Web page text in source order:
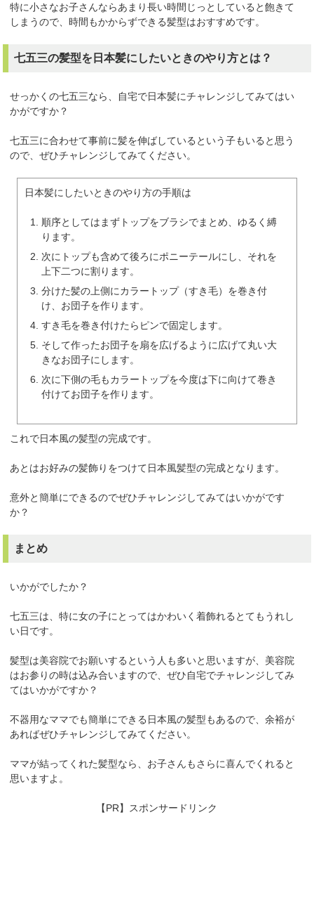
特に小さなお子さんならあまり長い時間じっとしていると飽きて
しまうので、時間もかからずできる髪型はおすすめです。
七五三の髪型を日本髪にしたいときのやり方とは？
せっかくの七五三なら、自宅で日本髪にチャレンジしてみてはい
かがですか？
七五三に合わせて事前に髪を伸ばしているという子もいると思う
ので、ぜひチャレンジしてみてください。
日本髪にしたいときのやり方の手順は
順序としてはまずトップをブラシでまとめ、ゆるく縛
ります。
次にトップも含めて後ろにポニーテールにし、それを
上下二つに割ります。
分けた髪の上側にカラートップ（すき毛）を巻き付
け、お団子を作ります。
すき毛を巻き付けたらピンで固定します。
そして作ったお団子を扇を広げるように広げて丸い大
きなお団子にします。
次に下側の毛もカラートップを今度は下に向けて巻き
付けてお団子を作ります。
これで日本風の髪型の完成です。
あとはお好みの髪飾りをつけて日本風髪型の完成となります。
意外と簡単にできるのでぜひチャレンジしてみてはいかがです
か？
まとめ
いかがでしたか？
七五三は、特に女の子にとってはかわいく着飾れるとてもうれし
い日です。
髪型は美容院でお願いするという人も多いと思いますが、美容院
はお参りの時は込み合いますので、ぜひ自宅でチャレンジしてみ
てはいかがですか？
不器用なママでも簡単にできる日本風の髪型もあるので、余裕が
あればぜひチャレンジしてみてください。
ママが結ってくれた髪型なら、お子さんもさらに喜んでくれると
思いますよ。
【PR】スポンサードリンク